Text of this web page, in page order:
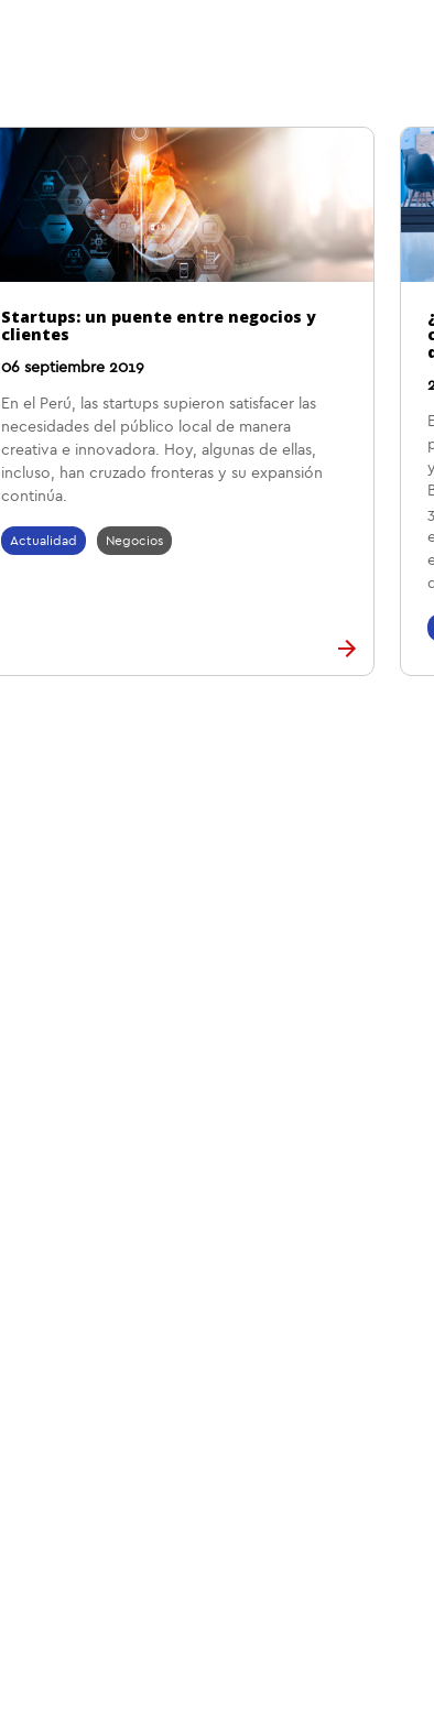
Startups: un puente entre negocios y
clientes
06 septiembre 2019
En el Perú, las startups supieron satisfacer las
necesidades del público local de manera
creativa e innovadora. Hoy, algunas de ellas,
incluso, han cruzado fronteras y su expansión
continúa.
Actualidad Negocios